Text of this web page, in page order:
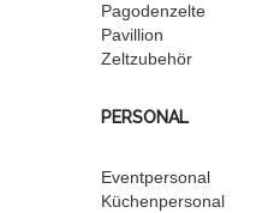
Pagodenzelte
Pavillion
Zeltzubehör
PERSONAL
Eventpersonal
Küchenpersonal